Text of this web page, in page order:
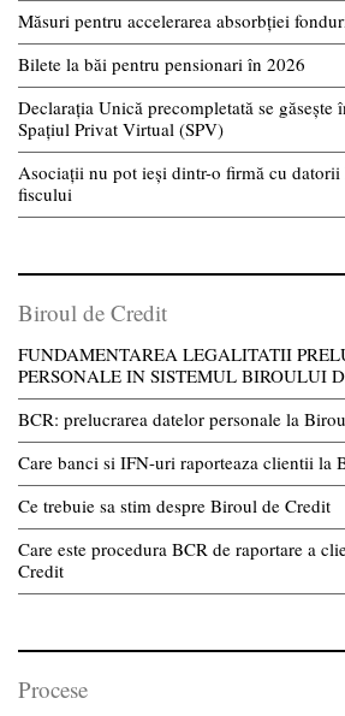
Măsuri pentru accelerarea absorbției
Bilete la băi pentru pensionari în 2026
Declarația Unică precompletată se găsește
Spațiul Privat Virtual (SPV)
Asociații nu pot ieși dintr-o firmă cu datorii
fiscului
Biroul de Credit
FUNDAMENTAREA LEGALITATII
PERSONALE IN SISTEMUL BIROULUI
BCR: prelucrarea datelor personale la
Care banci si IFN-uri raporteaza clientii la
Ce trebuie sa stim despre Biroul de Credit
Care este procedura BCR de raportare a
Credit
Procese